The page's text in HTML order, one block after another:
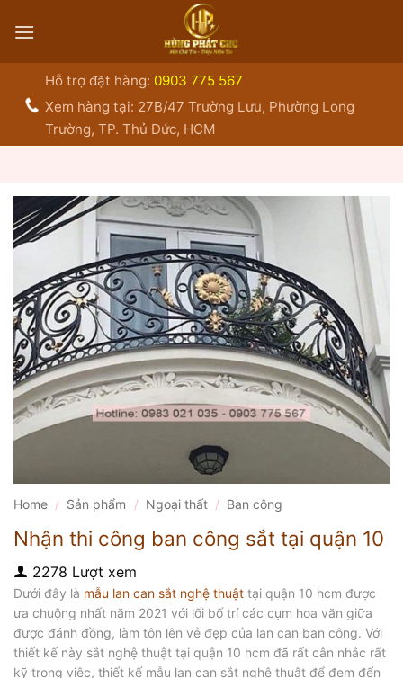
qua
Hỗ trợ đặt hàng: 0903 775 567
Xem hàng tại: 27B/47 Trường Lưu, Phường Long
Trường, TP. Thủ Đức, HCM
Home / Sản phẩm / Ngoại thất / Ban công
Nhận thi công ban công sắt tại quận 10
2278 Lượt xem
Dưới đây là mẫu lan can sắt nghệ thuật tại quận 10 hcm được
ưa chuộng nhất năm 2021 với lối bố trí các cụm hoa văn giữa
được đánh đồng, làm tôn lên vẻ đẹp của lan can ban công. Với
thiết kế này sắt nghệ thuật tại quận 10 hcm đã rất cân nhắc rất
kỹ trong việc, thiết kế mẫu lan can sắt nghệ thuật để đem đến